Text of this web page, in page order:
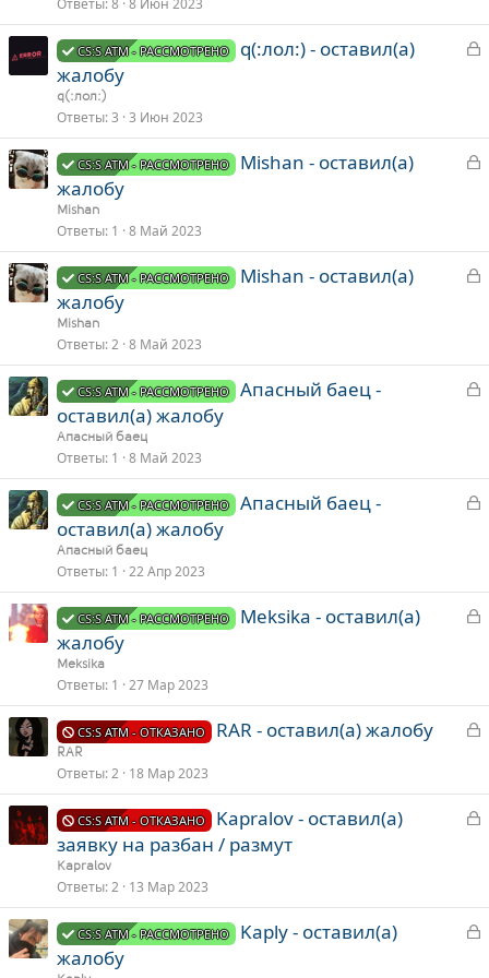
тЗ
т
CS:S ATM - РАССМОТРЕНО
q(:лол:) - оставил(а)
жалобу
q(:лол:)
Ответы 3 3 Июн 2023
З
т
CS:S ATM - РАССМОТРЕНО
Mishan - оставил(а)
жалобу
Mishan
Ответы 1 8 Май 2023
З
т
CS:S ATM - РАССМОТРЕНО
Mishan - оставил(а)
жалобу
Mishan
Ответы 2 8 Май 2023
З
т
CS:S ATM - РАССМОТРЕНО
Апасный баец -
оставил(а) жалобу
Апасный баец
Ответы 1 8 Май 2023
З
т
CS:S ATM - РАССМОТРЕНО
Апасный баец -
оставил(а) жалобу
Апасный баец
Ответы 1 22 Апр 2023
З
т
CS:S ATM - РАССМОТРЕНО
Meksika - оставил(а)
жалобу
Meksika
Ответы 1 27 Мар 2023
З
р
CS:S ATM - ОТКАЗАНО RAR - оставил(а) жалобу
RAR
Ответы 2 18 Мар 2023
З
т
CS:S ATM - ОТКАЗАНО
Kapralov - оставил(а)
заявку на разбан / размут
Kapralov
Ответы 2 13 Мар 2023
З
CS:S ATM - РАССМОТРЕНО
Kaply - оставил(а)
жалобу